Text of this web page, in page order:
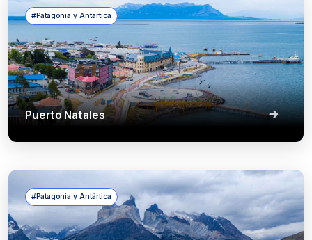
#Patagonia y Antártica
Puerto Natales
#Patagonia y Antártica